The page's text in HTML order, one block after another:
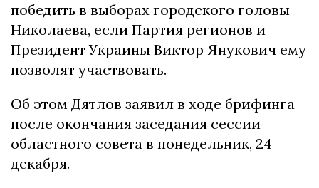
победить в выборах городского головы
Николаева, если Партия регионов и
Президент Украины Виктор Янукович ему
позволят участвовать.
Об этом Дятлов заявил в ходе брифинга
после окончания заседания сессии
областного совета в понедельник, 24
декабря.